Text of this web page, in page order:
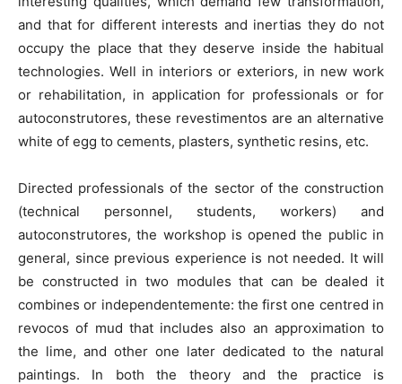
and that for different interests and inertias they do not
occupy the place that they deserve inside the habitual
technologies. Well in interiors or exteriors, in new work
or rehabilitation, in application for professionals or for
autoconstrutores, these revestimentos are an alternative
white of egg to cements, plasters, synthetic resins, etc.
Directed professionals of the sector of the construction
(technical personnel, students, workers) and
autoconstrutores, the workshop is opened the public in
general, since previous experience is not needed. It will
be constructed in two modules that can be dealed it
combines or independentemente: the first one centred in
revocos of mud that includes also an approximation to
the lime, and other one later dedicated to the natural
paintings. In both the theory and the practice is